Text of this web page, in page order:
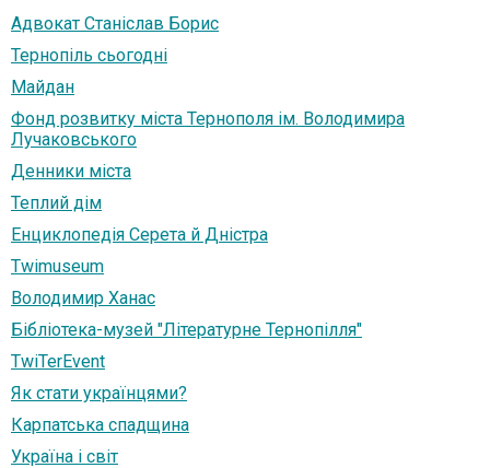
Адвокат Станіслав Борис
Тернопіль сьогодні
Майдан
Фонд розвитку міста Тернополя ім. Володимира
Лучаковського
Денники міста
Теплий дім
Енциклопедія Серета й Дністра
Twimuseum
Володимир Ханас
Бібліотека-музей "Літературне Тернопілля"
TwiTerEvent
Як стати українцями?
Карпатська спадщина
Україна і світ